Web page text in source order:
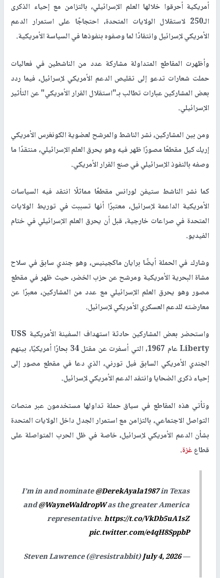
أمريكية أحرقوا خلالها العلم الإسرائيلي، بالتزامن مع إحياء الذكرى
الـ250 لاستقلال الولايات المتحدة، احتجاجًا على استمرار الدعم
الأمريكي لإسرائيل وانتقادًا لما وصفوه بنفوذها في السياسة الأمريكية.
وأظهرت المقاطع المتداولة مشاركة عدد من الناشطين في فعاليات
حملت شعارات تدعو إلى تقليص الدعم الأمريكي لإسرائيل، فيما ردد
بعض المشاركين عبارات تطالب بـ"استقلال القرار الأمريكي" عن التأثير
الإسرائيلي.
ومن بين المشاركين، نشر الناشط والمرشح لعضوية الكونغرس الأمريكي
إريك كيل مقطعًا مصورًا ظهر فيه وهو يحرق العلم الإسرائيلي، منتقدًا ما
وصفه بالنفوذ الإسرائيلي في صنع القرار الأمريكي.
كما نشر الناشط ستيفن لورانس مقطعًا مماثلًا انتقد فيه السياسات
الأمريكية الداعمة لإسرائيل، معتبرًا أنها تسببت في توريط الولايات
المتحدة في صراعات خارجية، قبل أن يحرق العلم الإسرائيلي في ختام
الفيديو.
وشارك في الحملة أيضًا برايان ماكجينيس، وهو جندي سابق في سلاح
مشاة البحرية الأمريكية ومرشح عن حزب الخضر، حيث ظهر في مقطع
مصور وهو يحرق العلم الإسرائيلي مع عدد من المشاركين، معبرًا عن
معارضته للدعم العسكري الأمريكي لإسرائيل.
واستحضر بعض المشاركين حادثة استهداف السفينة الأمريكية USS
Liberty عام 1967، التي أسفرت عن مقتل 34 بحارًا أمريكيًا، بينهم
الجندي الأمريكي السابق فيل تورني، الذي دعا في مقطع مصور إلى
إحياء ذكرى الضحايا وانتقد الدعم الأمريكي لإسرائيل.
وتأتي هذه المقاطع في سياق حملة تداولها مستخدمون عبر منصات
التواصل الاجتماعي، بالتزامن مع استمرار الجدل داخل الولايات المتحدة
بشأن الدعم الأمريكي لإسرائيل، خاصة في ظل الحرب المتواصلة على
قطاعغزة.
I’m in and nominate@DerekAyala1987in Texas
and@WayneWaldropWas the greater America
representative.https://t.co/VkDb5uA1sZ
pic.twitter.com/e4qH8SppbP
— Steven Lawrence (@resistrabbit)
July 4, 2026